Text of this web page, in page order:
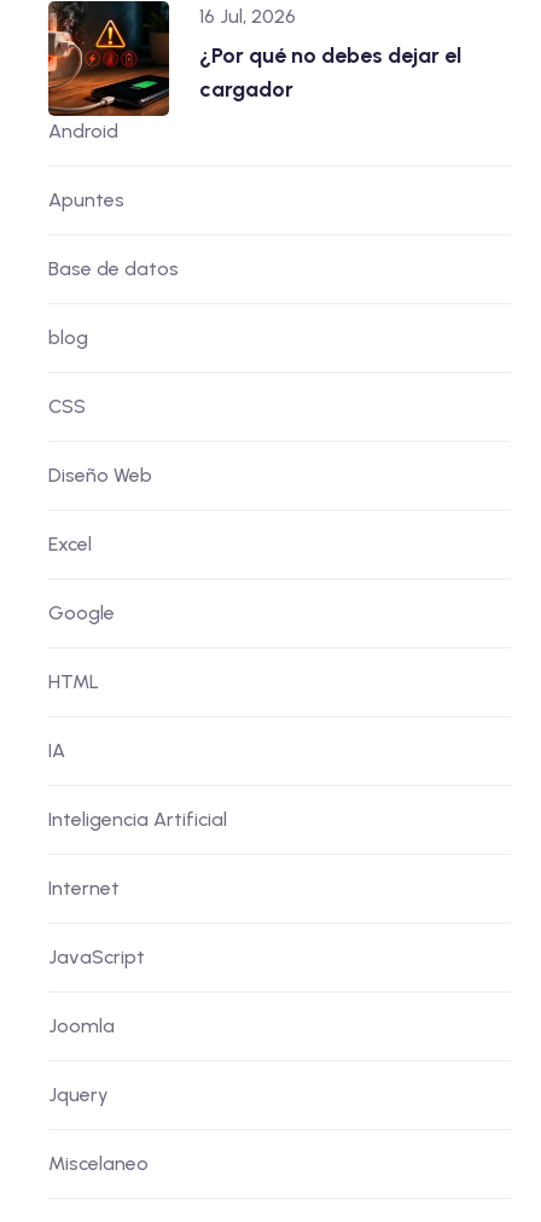
16 Jul, 2026
¿Por qué no debes dejar el
cargador
Android
Apuntes
Base de datos
blog
CSS
Diseño Web
Excel
Google
HTML
IA
Inteligencia Artificial
Internet
JavaScript
Joomla
Jquery
Miscelaneo